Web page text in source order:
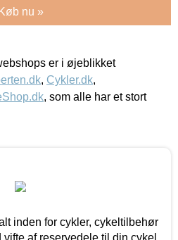
Køb nu »
er i øjeblikket
, Cykler.dk,
, som alle har et stort
inden for cykler, cykeltilbehør
af reservedele til din cykel.